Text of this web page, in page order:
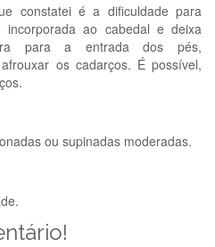
constatei é a dificuldade para
ao cabedal e deixa
para a entrada dos pés,
os cadarços. É possível,
ou supinadas moderadas.